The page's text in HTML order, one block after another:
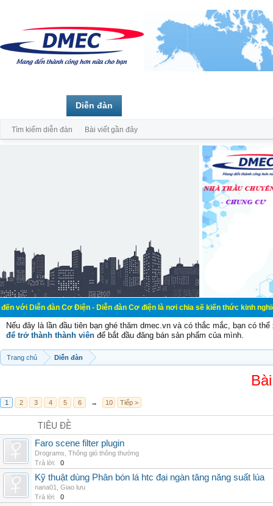
đàn Cơ Điện - Diễn đàn Cơ điện là nơi chia sẽ kiến thức kinh nghiệm
Nếu đây là lần đầu tiên bạn ghé thăm dmec.vn và có thắc mắc, bạn có
để trở thành thành viên để bắt đầu đăng bán sản phẩm của mình.
Trang chủ Diễn đàn
1 2 3 4 5 6 → 10 Tiếp >
TIÊU ĐỀ
Faro scene filter plugin
Drograms Thông gió thông thường
Trả lời:
0
Kỹ thuật dùng Phân bón lá htc đại ngàn tăng năng suất lúa
nana01
Giao lưu
Trả lời:
0
Diễn đàn
Tìm kiếm diễn đàn Bài viết gần đây